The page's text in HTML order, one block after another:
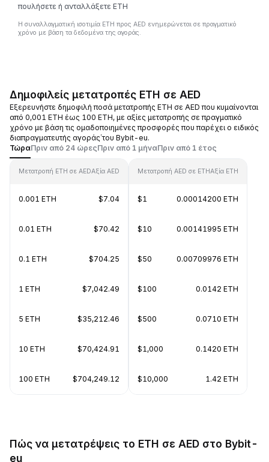
πουλήσετε ή ανταλλάξετε ETH
Η συναλλαγματική ισοτιμία ETH προς AED ενημερώνεται σε πραγματικό
χρόνο με βάση τα δεδομένα της αγοράς.
Δημοφιλείς μετατροπές ETH σε AED
Εξερευνήστε δημοφιλή ποσά μετατροπής ETH σε AED που κυμαίνονται
από 0,001 ETH έως 100 ETH, με αξίες μετατροπής σε πραγματικό
χρόνο με βάση τις ομαδοποιημένες προσφορές που παρέχει ο ειδικός
διαπραγματευτής αγοράς΄του Bybit-eu.
ΤώραΠριν από 24 ώρεςΠριν από 1 μήναΠριν από 1 έτος
Μετατροπή ETH σε AEDΑξία AED
0.001 ETH $7.04
0.01 ETH $70.42
0.1 ETH $704.25
1 ETH $7,042.49
5 ETH $35,212.46
10 ETH $70,424.91
100 ETH $704,249.12
Μετατροπή AED σε ETHΑξία ETH
$1 0.00014200 ETH
$10 0.00141995 ETH
$50 0.00709976 ETH
$100 0.0142 ETH
$500 0.0710 ETH
$1,000 0.1420 ETH
$10,000 1.42 ETH
Πώς να μετατρέψεις το ETH σε AED στο Bybit-
eu